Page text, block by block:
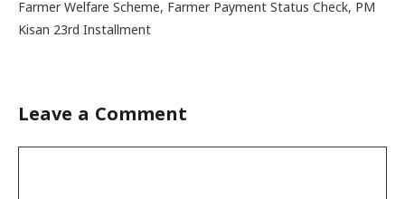
Farmer Welfare Scheme, Farmer Payment Status Check, PM
Kisan 23rd Installment
Leave a Comment